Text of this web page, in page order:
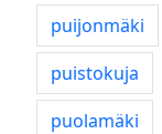
puijonmäki
puistokuja
puolamäki